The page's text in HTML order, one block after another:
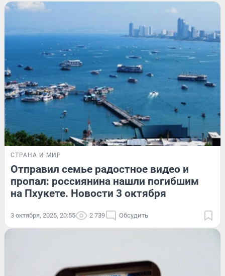
СТРАНА И МИР
Отправил семье радостное видео и
пропал: россиянина нашли погибшим
на Пхукете. Новости 3 октября
3 октября, 2025, 20:55 2 739 Обсудить